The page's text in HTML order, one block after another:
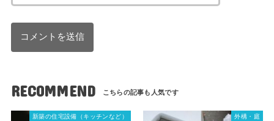
RECOMMEND
新築の住宅設備（キッチンなど） 外構・庭